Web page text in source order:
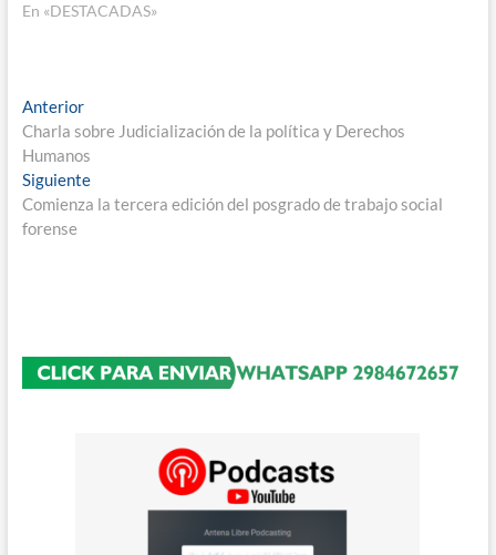
En «DESTACADAS»
Navegación
de
entradas
AnteriorEntrada
anterior:
Charla sobre Judicialización de la política y Derechos
Humanos
SiguienteEntrada
siguiente:
Comienza la tercera edición del posgrado de trabajo social
forense